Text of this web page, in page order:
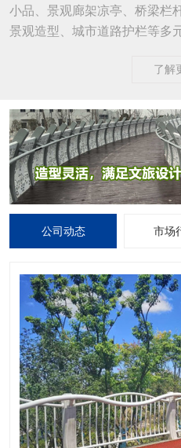
小品、景观廊架凉亭、桥梁栏
景观造型、城市道路护栏等多
了解
公司动态 市场